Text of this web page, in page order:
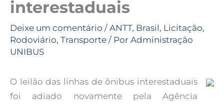
interestaduais
Deixe um comentário / ANTT, Brasil, Licitação,
Rodoviário, Transporte / Por Administração
UNIBUS
O leilão das linhas de ônibus interestaduais
foi adiado novamente pela Agência